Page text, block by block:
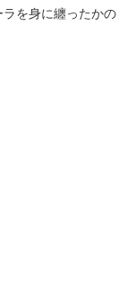
を身に纏ったかの